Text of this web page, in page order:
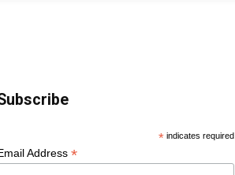
* indicates required
Address *